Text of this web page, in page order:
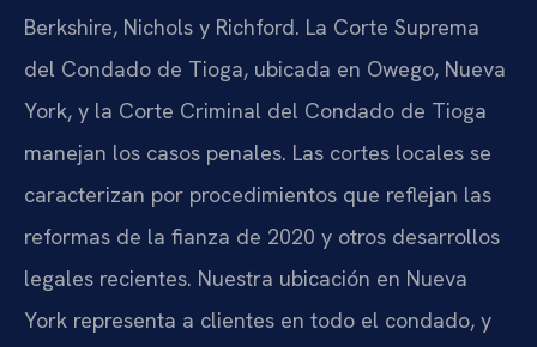
Berkshire, Nichols y Richford. La Corte Suprema
del Condado de Tioga, ubicada en Owego, Nueva
York, y la Corte Criminal del Condado de Tioga
manejan los casos penales. Las cortes locales se
caracterizan por procedimientos que reflejan las
reformas de la fianza de 2020 y otros desarrollos
legales recientes. Nuestra ubicación en Nueva
York representa a clientes en todo el condado, y